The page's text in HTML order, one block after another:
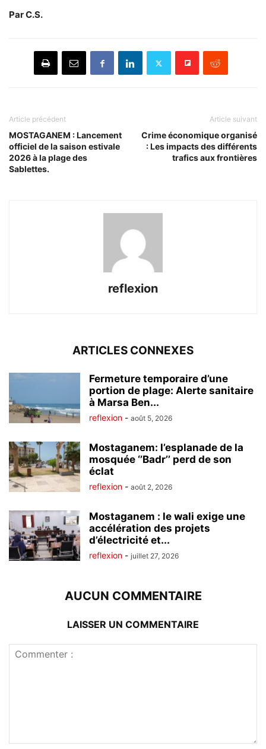
Par C.S.
Article précédent
MOSTAGANEM : Lancement
officiel de la saison estivale
2026 à la plage des
Sablettes.
Article suivant
Crime économique organisé
: Les impacts des différents
trafics aux frontières
reflexion
ARTICLES CONNEXES
Fermeture temporaire d’une
portion de plage: Alerte sanitaire
à Marsa Ben...
reflexion - août 5, 2026
Mostaganem: l’esplanade de la
mosquée ‘’Badr’’ perd de son
éclat
reflexion - août 2, 2026
Mostaganem : le wali exige une
accélération des projets
d’électricité et...
reflexion - juillet 27, 2026
AUCUN COMMENTAIRE
LAISSER UN COMMENTAIRE